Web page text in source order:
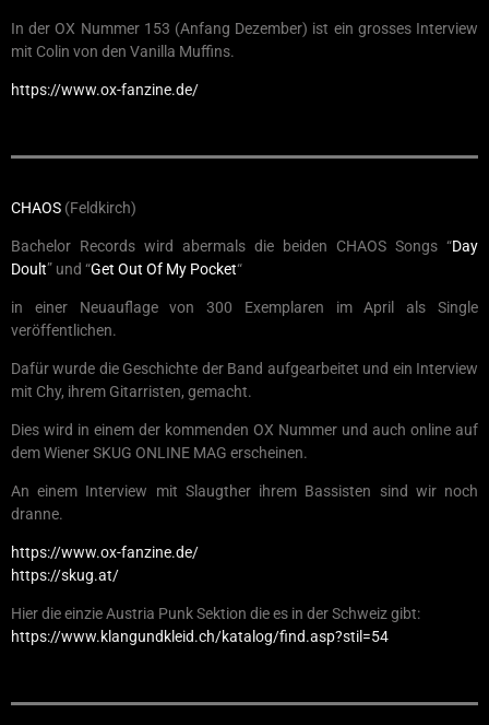
In der OX Nummer 153 (Anfang Dezember) ist ein grosses Interview
mit Colin von den Vanilla Muffins.
https://www.ox-fanzine.de/
CHAOS (Feldkirch)
Bachelor Records wird abermals die beiden CHAOS Songs “Day
Doult” und “Get Out Of My Pocket“
in einer Neuauflage von 300 Exemplaren im April als Single
veröffentlichen.
Dafür wurde die Geschichte der Band aufgearbeitet und ein Interview
mit Chy, ihrem Gitarristen, gemacht.
Dies wird in einem der kommenden OX Nummer und auch online auf
dem Wiener SKUG ONLINE MAG erscheinen.
An einem Interview mit Slaugther ihrem Bassisten sind wir noch
dranne.
https://www.ox-fanzine.de/
https://skug.at/
Hier die einzie Austria Punk Sektion die es in der Schweiz gibt:
https://www.klangundkleid.ch/katalog/find.asp?stil=54